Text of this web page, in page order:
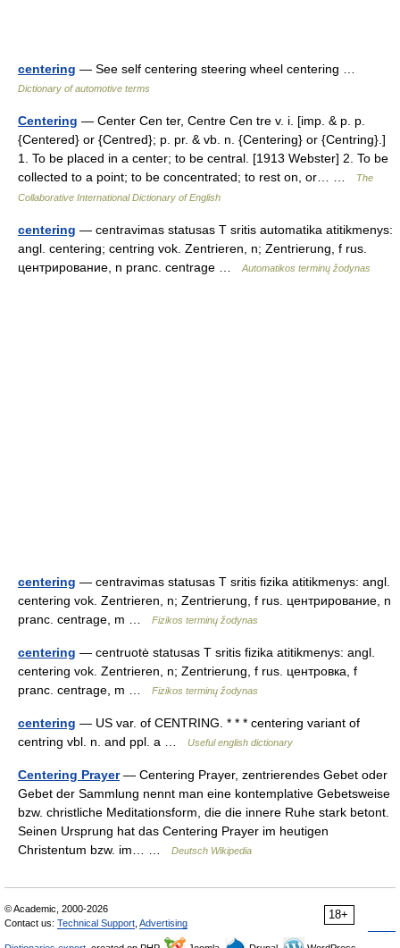
centering — See self centering steering wheel centering …
Dictionary of automotive terms
Centering — Center Cen ter, Centre Cen tre v. i. [imp. & p. p.
{Centered} or {Centred}; p. pr. & vb. n. {Centering} or {Centring}.]
1. To be placed in a center; to be central. [1913 Webster] 2. To be
collected to a point; to be concentrated; to rest on, or… …
The
Collaborative International Dictionary of English
centering — centravimas statusas T sritis automatika atitikmenys:
angl. centering; centring vok. Zentrieren, n; Zentrierung, f rus.
центрирование, n pranc. centrage …
Automatikos terminų žodynas
centering — centravimas statusas T sritis fizika atitikmenys: angl.
centering vok. Zentrieren, n; Zentrierung, f rus. центрирование, n
pranc. centrage, m …
Fizikos terminų žodynas
centering — centruotė statusas T sritis fizika atitikmenys: angl.
centering vok. Zentrieren, n; Zentrierung, f rus. центровка, f
pranc. centrage, m …
Fizikos terminų žodynas
centering — US var. of CENTRING. * * * centering variant of
centring vbl. n. and ppl. a …
Useful english dictionary
Centering Prayer— Centering Prayer, zentrierendes Gebet oder
Gebet der Sammlung nennt man eine kontemplative Gebetsweise
bzw. christliche Meditationsform, die die innere Ruhe stark betont.
Seinen Ursprung hat das Centering Prayer im heutigen
Christentum bzw. im… …
Deutsch Wikipedia
18+
© Academic, 2000-2026
Contact us: Technical Support Advertising